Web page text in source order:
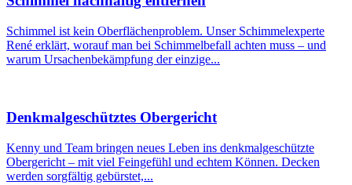
Schimmel ist kein Oberflächenproblem. Unser Schimmelexperte
René erklärt, worauf man bei Schimmelbefall achten muss – und
warum Ursachenbekämpfung der einzige...
Denkmalgeschütztes Obergericht
Kenny und Team bringen neues Leben ins denkmalgeschützte
Obergericht – mit viel Feingefühl und echtem Können. Decken
werden sorgfältig gebürstet,...